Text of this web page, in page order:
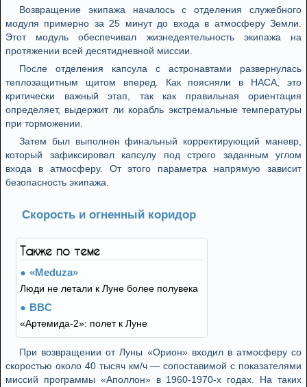
Возвращение экипажа началось с отделения служебного
модуля примерно за 25 минут до входа в атмосферу Земли.
Этот модуль обеспечивал жизнедеятельность экипажа на
протяжении всей десятидневной миссии.
После отделения капсула с астронавтами развернулась
теплозащитным щитом вперед. Как поясняли в НАСА, это
критически важный этап, так как правильная ориентация
определяет, выдержит ли корабль экстремальные температуры
при торможении.
Затем был выполнен финальный корректирующий маневр,
который зафиксировал капсулу под строго заданным углом
входа в атмосферу. От этого параметра напрямую зависит
безопасность экипажа.
Скорость и огненный коридор
Также по теме
«Meduza»
Люди не летали к Луне более полувека
BBC
«Артемида-2»: полет к Луне
При возвращении от Луны «Орион» входил в атмосферу со
скоростью около 40 тысяч км/ч — сопоставимой с показателями
миссий программы «Аполлон» в 1960-1970-х годах. На таких